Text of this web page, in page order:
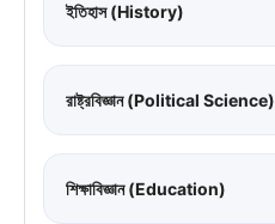
ইতিহাস (History)
রাষ্ট্রবিজ্ঞান (Political Science)
শিক্ষাবিজ্ঞান (Education)